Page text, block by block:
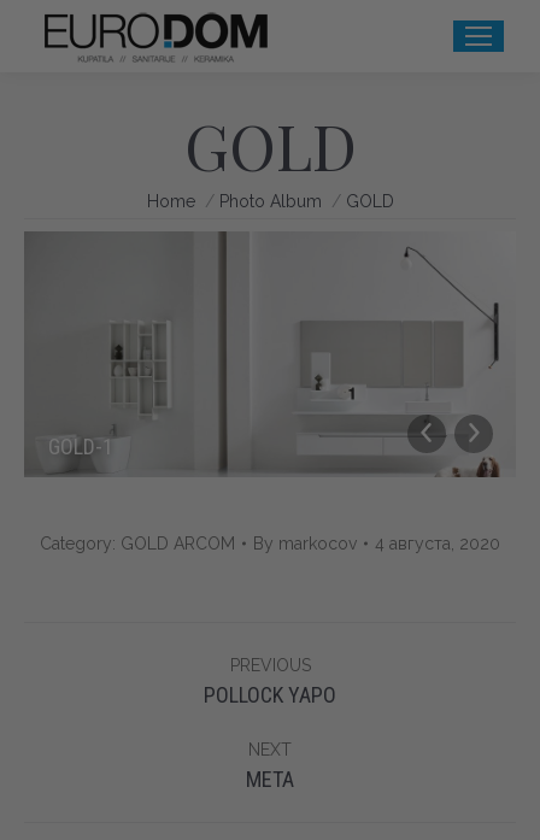
GOLD
You are here:
Home Photo Album GOLD
GOLD-1
Category: GOLD ARCOM By markocov 4 августа, 2020
PREVIOUS
Previous
POLLOCK YAPO
NEXT
Next
META